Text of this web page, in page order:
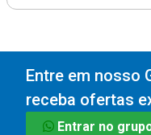
Entre em nosso
receba ofertas
Entrar no